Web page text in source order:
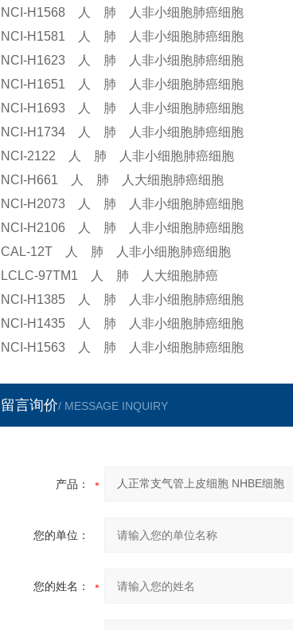
NCI-H1568 人 肺 人非小细胞肺癌细胞
NCI-H1581 人 肺 人非小细胞肺癌细胞
NCI-H1623 人 肺 人非小细胞肺癌细胞
NCI-H1651 人 肺 人非小细胞肺癌细胞
NCI-H1693 人 肺 人非小细胞肺癌细胞
NCI-H1734 人 肺 人非小细胞肺癌细胞
NCI-2122 人 肺 人非小细胞肺癌细胞
NCI-H661 人 肺 人大细胞肺癌细胞
NCI-H2073 人 肺 人非小细胞肺癌细胞
NCI-H2106 人 肺 人非小细胞肺癌细胞
CAL-12T 人 肺 人非小细胞肺癌细胞
LCLC-97TM1 人 肺 人大细胞肺癌
NCI-H1385 人 肺 人非小细胞肺癌细胞
NCI-H1435 人 肺 人非小细胞肺癌细胞
NCI-H1563 人 肺 人非小细胞肺癌细胞
留言询价/ MESSAGE INQUIRY
产品：
您的单位：
您的姓名：